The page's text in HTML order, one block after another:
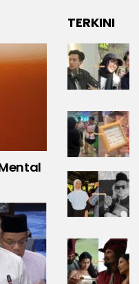
TERKINI